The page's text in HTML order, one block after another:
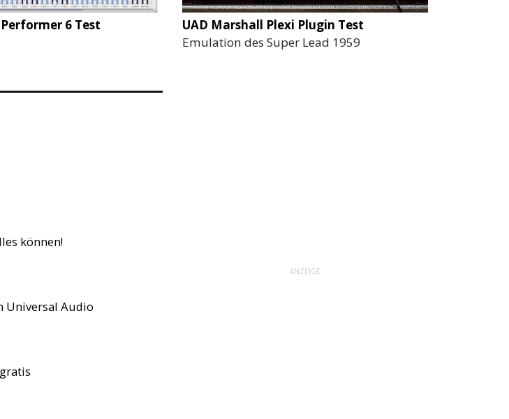
6 Test
UAD Marshall Plexi Plugin Test
Emulation des Super Lead 1959
können!
Universal Audio
ANZEIGE